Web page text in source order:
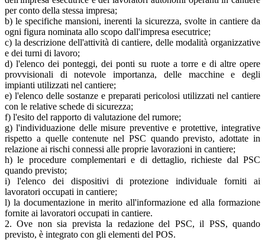
per conto della stessa impresa;
b) le specifiche mansioni, inerenti la sicurezza, svolte in cantiere da
ogni figura nominata allo scopo dall'impresa esecutrice;
c) la descrizione dell'attività di cantiere, delle modalità organizzative
e dei turni di lavoro;
d) l'elenco dei ponteggi, dei ponti su ruote a torre e di altre opere
provvisionali di notevole importanza, delle macchine e degli
impianti utilizzati nel cantiere;
e) l'elenco delle sostanze e preparati pericolosi utilizzati nel cantiere
con le relative schede di sicurezza;
f) l'esito del rapporto di valutazione del rumore;
g) l'individuazione delle misure preventive e protettive, integrative
rispetto a quelle contenute nel PSC quando previsto, adottate in
relazione ai rischi connessi alle proprie lavorazioni in cantiere;
h) le procedure complementari e di dettaglio, richieste dal PSC
quando previsto;
i) l'elenco dei dispositivi di protezione individuale forniti ai
lavoratori occupati in cantiere;
l) la documentazione in merito all'informazione ed alla formazione
fornite ai lavoratori occupati in cantiere.
2. Ove non sia prevista la redazione del PSC, il PSS, quando
previsto, è integrato con gli elementi del POS.